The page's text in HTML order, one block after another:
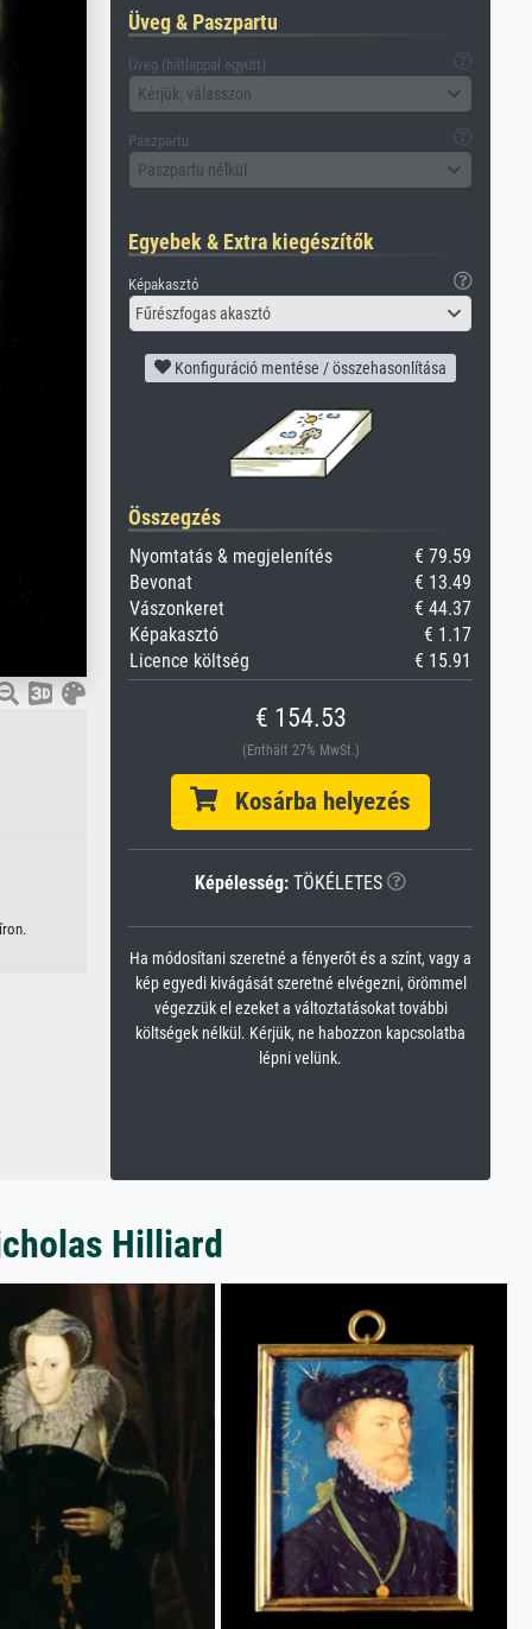
Üveg & Paszpartu
Üveg (hátlappal együtt)
Kérjük, válasszon
Paszpartu
Paszpartu nélkül
Egyebek & Extra kiegészítők
Képakasztó
Fűrészfogas akasztó
Konfiguráció mentése / összehasonlítása
Összegzés
Nyomtatás & megjelenítés
€ 79.59
Bevonat
€ 13.49
Vászonkeret
€ 44.37
Képakasztó
€ 1.17
Licence költség
€ 15.91
€ 154.53
(Enthält 27% MwSt.)
Kosárba helyezés
Képélesség: TÖKÉLETES
Ha módosítani szeretné a fényerőt és a színt, vagy a
kép egyedi kivágását szeretné elvégezni, örömmel
végezzük el ezeket a változtatásokat további
költségek nélkül. Kérjük, ne habozzon kapcsolatba
lépni velünk.
Hilliard